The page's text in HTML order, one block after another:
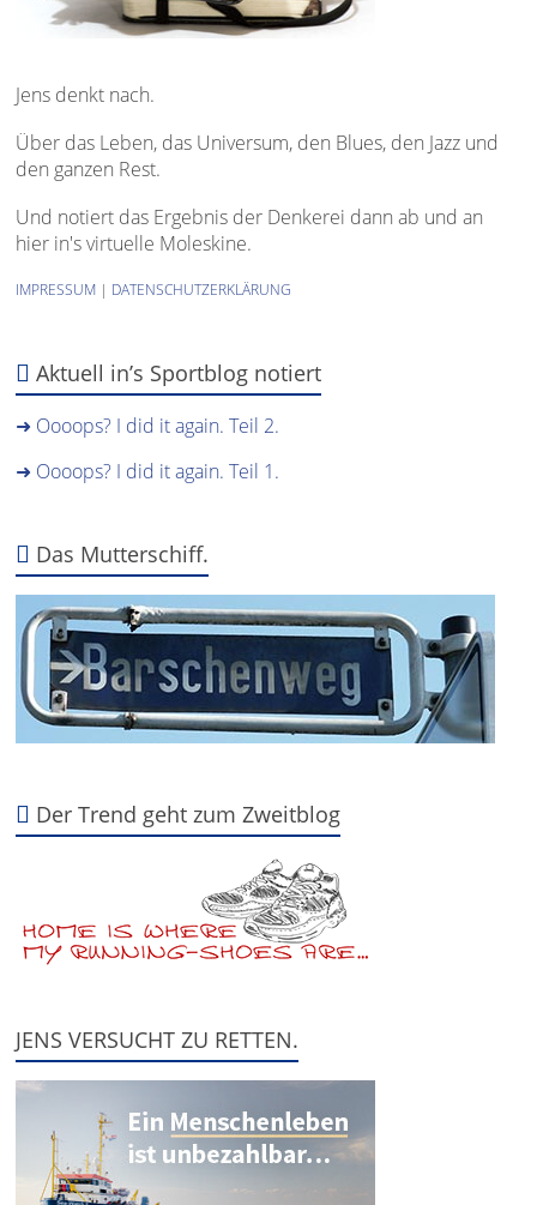
Jens denkt nach.
Über das Leben, das Universum, den Blues, den Jazz und
den ganzen Rest.
Und notiert das Ergebnis der Denkerei dann ab und an
hier in's virtuelle Moleskine.
IMPRESSUM | DATENSCHUTZERKLÄRUNG
Aktuell in’s Sportblog notiert
➜ Oooops? I did it again. Teil 2.
➜ Oooops? I did it again. Teil 1.
Das Mutterschiff.
Der Trend geht zum Zweitblog
JENS VERSUCHT ZU RETTEN.